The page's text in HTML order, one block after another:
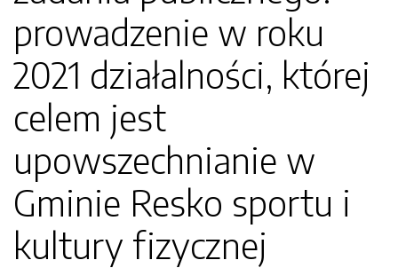
prowadzenie w roku
2021 działalności, której
celem jest
upowszechnianie w
Gminie Resko sportu i
kultury fizycznej